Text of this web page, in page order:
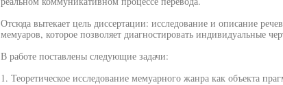
Отсюда вытекает цель диссертации: исследование и описание
мемуаров, которое позволяет диагностировать индивидуальные
В работе поставлены следующие задачи:
1. Теоретическое исследование мемуарного жанра как объекта